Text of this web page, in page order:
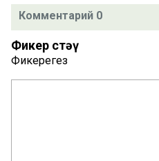
Комментарий 0
Фикер өстәү
Фикерегез